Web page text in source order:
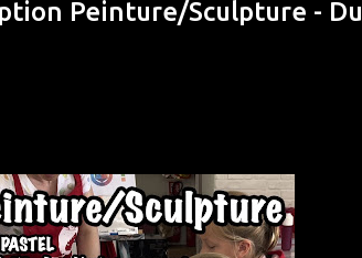
Peinture/Sculpture - Du